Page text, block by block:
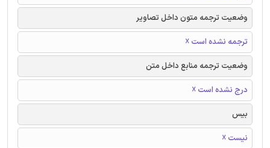
وضعیت ترجمه متون داخل تصاویر
ترجمه نشده است ☓
وضعیت ترجمه منابع داخل متن
درج نشده است ☓
بیس
نیست ☓